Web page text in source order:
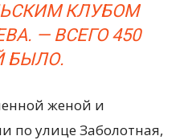
КЛУБОМ
— ВСЕГО 450
БЫЛО.
женой и
по улице Заболотная,